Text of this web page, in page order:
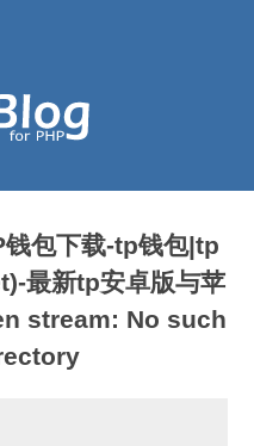
包下载-tp钱包|tp
最新tp安卓版与苹
stream: No such